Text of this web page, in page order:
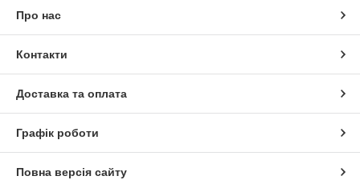
Про нас
Контакти
Доставка та оплата
Графік роботи
Повна версія сайту